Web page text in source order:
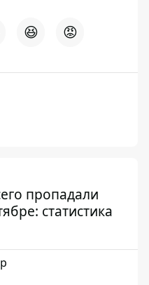
😆 😡
пропадали
статистика